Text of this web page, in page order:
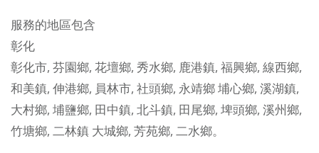
服務的地區包含
彰化
彰化市, 芬園鄉, 花壇鄉, 秀水鄉, 鹿港鎮, 福興鄉, 線西鄉,
和美鎮, 伸港鄉, 員林市, 社頭鄉, 永靖鄉埔心鄉, 溪湖鎮,
大村鄉, 埔鹽鄉, 田中鎮, 北斗鎮, 田尾鄉, 埤頭鄉, 溪州鄉,
竹塘鄉, 二林鎮 大城鄉, 芳苑鄉, 二水鄉。